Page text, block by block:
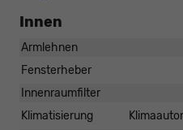
Innen
Armlehnen
Fensterheber
Innenraumfilter
Klimatisierung